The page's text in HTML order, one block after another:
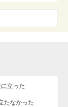
に立った
たなかった